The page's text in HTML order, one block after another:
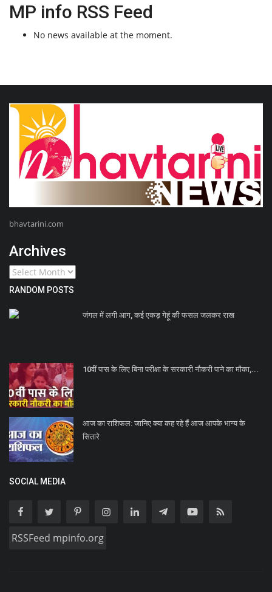
MP info RSS Feed
No news available at the moment.
bhavtarini.com
Archives
RANDOM POSTS
जंगल में लगी आग, कई एकड़ गेहूं की फसल जलकर राख
10वीं पास के लिए बिना परीक्षा के सरकारी नौकरी पाने का मौका,...
आज का राशिफल: जानिए क्या कह रहे हैं आज आपके भाग्य के
सितारे
SOCIAL MEDIA
RSSFeed mpinfo.org